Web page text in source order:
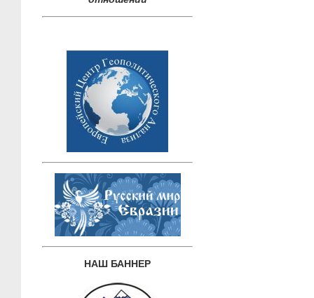
НАШ БАННЕР